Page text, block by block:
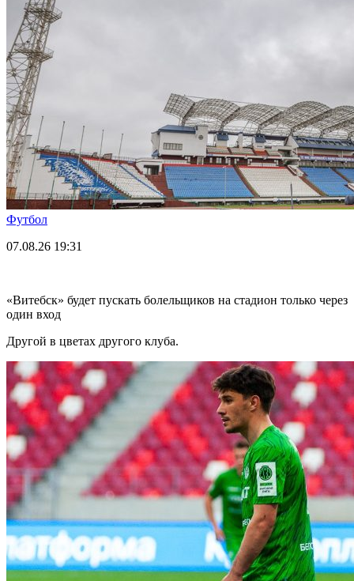
Футбол
07.08.26 19:31
«Витебск» будет пускать болельщиков на стадион только через
один вход
Другой в цветах другого клуба.